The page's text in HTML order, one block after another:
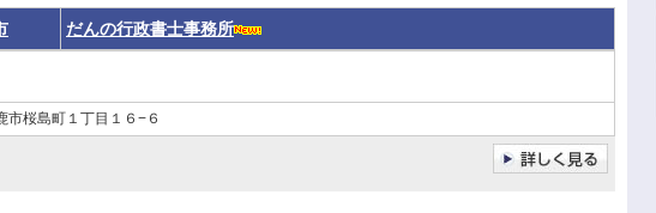
だんの行政書士事務所
市桜島町１丁目１６−６